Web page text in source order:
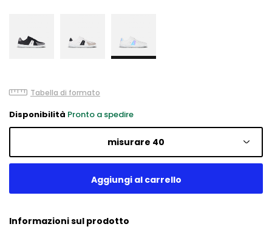
Tabella di formato
Disponibilità Pronto a spedire
misurare 40
Informazioni sul prodotto